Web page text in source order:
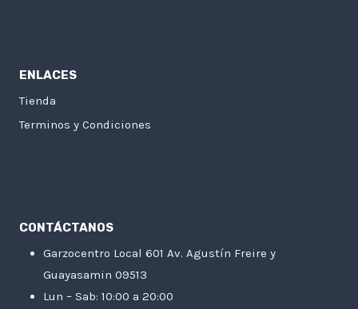
ENLACES
Tienda
Terminos y Condiciones
CONTÁCTANOS
Garzocentro Local 601 Av. Agustín Freire y
Guayasamin 09513
Lun – Sab: 10:00 a 20:00